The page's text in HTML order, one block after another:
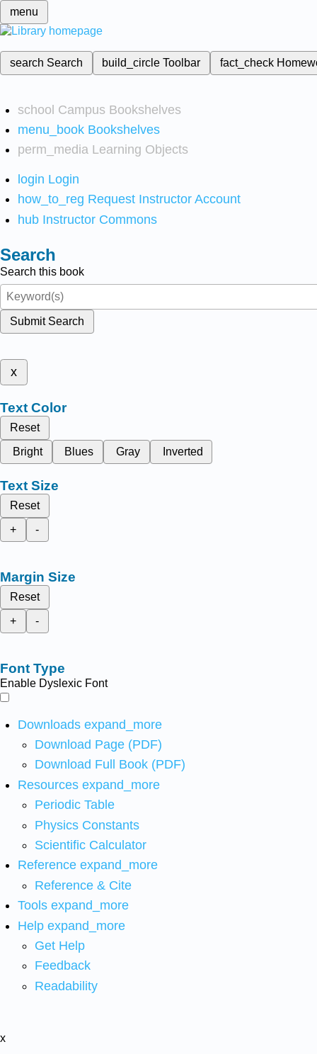
menu
search Search build_circleToolbar fact_check
school Campus Bookshelves
menu_book Bookshelves
perm_media Learning Objects
login Login
how_to_reg Request Instructor Account
hub Instructor Commons
Search
Search this book
Submit Search
x
Text Color
Reset
Bright
Blues Gray Inverted
Text Size
Reset
+
-
Margin Size
Reset
+
-
Font Type
Enable Dyslexic Font
Downloads expand_more
Download Page (PDF)
Download Full Book (PDF)
Resources expand_more
Periodic Table
Physics Constants
Scientific Calculator
Reference expand_more
Reference & Cite
Tools expand_more
Help expand_more
Get Help
Feedback
Readability
x